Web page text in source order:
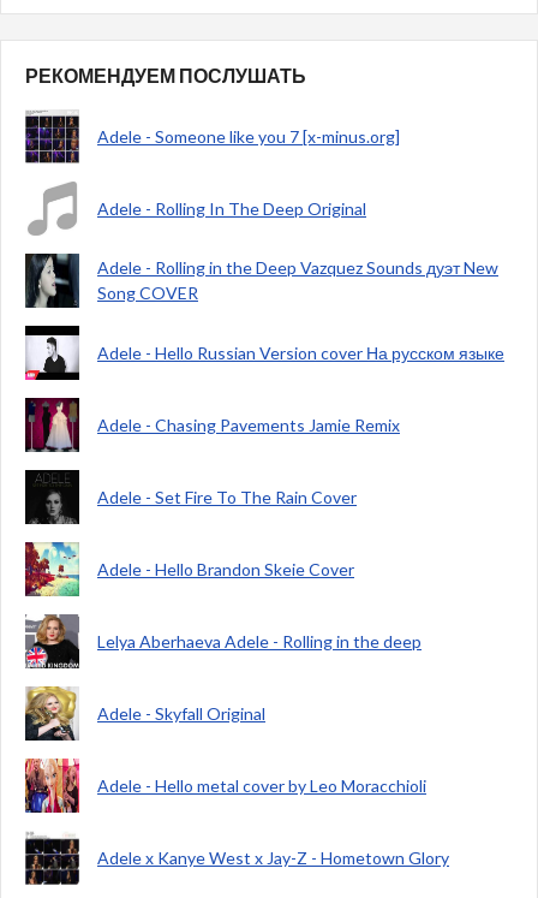
РЕКОМЕНДУЕМ ПОСЛУШАТЬ
Adele - Someone like you 7 [x-minus.org]
Adele - Rolling In The Deep Original
Adele - Rolling in the Deep Vazquez Sounds дуэт New
Song COVER
Adele - Hello Russian Version cover На русском языке
Adele - Chasing Pavements Jamie Remix
Adele - Set Fire To The Rain Cover
Adele - Hello Brandon Skeie Cover
Lelya Aberhaeva Adele - Rolling in the deep
Adele - Skyfall Original
Adele - Hello metal cover by Leo Moracchioli
Adele x Kanye West x Jay-Z - Hometown Glory